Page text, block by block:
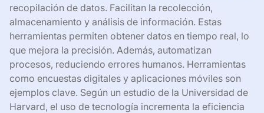
recopilación de datos. Facilitan la recolección,
almacenamiento y análisis de información. Estas
herramientas permiten obtener datos en tiempo real, lo
que mejora la precisión. Además, automatizan
procesos, reduciendo errores humanos. Herramientas
como encuestas digitales y aplicaciones móviles son
ejemplos clave. Según un estudio de la Universidad de
Harvard, el uso de tecnología incrementa la eficiencia